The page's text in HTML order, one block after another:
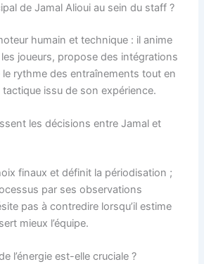
de Jamal Alioui au sein du staff ?
humain et technique : il anime
joueurs, propose des intégrations
rythme des entraînements tout en
issu de son expérience.
les décisions entre Jamal et
finaux et définit la périodisation ;
par ses observations
pas à contredire lorsqu’il estime
mieux l’équipe.
l’énergie est-elle cruciale ?